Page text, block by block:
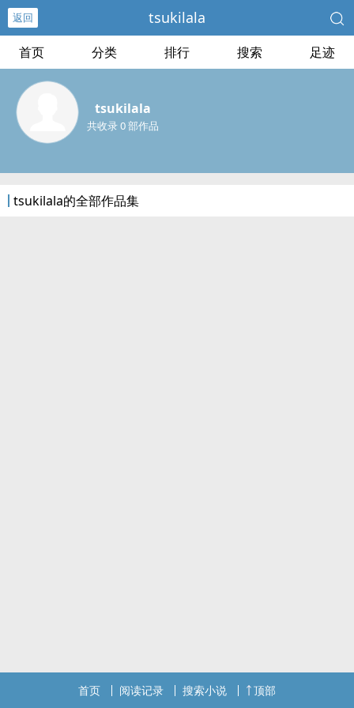
返回 tsukilala
首页 分类 排行 搜索 足迹
tsukilala
共收录 0 部作品
tsukilala的全部作品集
首页 阅读记录 搜索小说 顶部